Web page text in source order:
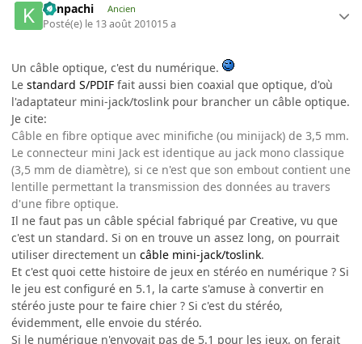
Kenpachi Ancien
Posté(e) le 13 août 201015 a
Un câble optique, c'est du numérique.
Le standard S/PDIF fait aussi bien coaxial que optique, d'où
l'adaptateur mini-jack/toslink pour brancher un câble optique.
Je cite:
Câble en fibre optique avec minifiche (ou minijack) de 3,5 mm.
Le connecteur mini Jack est identique au jack mono classique
(3,5 mm de diamètre), si ce n'est que son embout contient une
lentille permettant la transmission des données au travers
d'une fibre optique.
Il ne faut pas un câble spécial fabriqué par Creative, vu que
c'est un standard. Si on en trouve un assez long, on pourrait
utiliser directement un câble mini-jack/toslink.
Et c'est quoi cette histoire de jeux en stéréo en numérique ? Si
le jeu est configuré en 5.1, la carte s'amuse à convertir en
stéréo juste pour te faire chier ? Si c'est du stéréo,
évidemment, elle envoie du stéréo.
Si le numérique n'envoyait pas de 5.1 pour les jeux, on ferait